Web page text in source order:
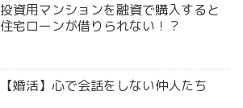
投資用マンションを融資で購入すると
住宅ローンが借りられない！？
【婚活】心で会話をしない仲人たち